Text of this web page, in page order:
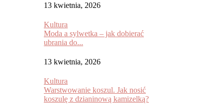
13 kwietnia, 2026
Kultura
Moda a sylwetka – jak dobierać
ubrania do...
13 kwietnia, 2026
Kultura
Warstwowanie koszul. Jak nosić
koszulę z dzianinową kamizelką?